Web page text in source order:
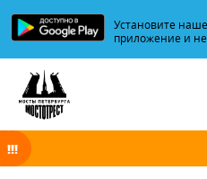
Установите
приложение и
разводятся по графику.